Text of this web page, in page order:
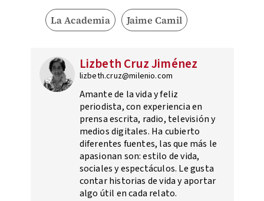
La Academia Jaime Camil
Lizbeth Cruz Jiménez
lizbeth.cruz@milenio.com
Amante de la vida y feliz
periodista, con experiencia en
prensa escrita, radio, televisión y
medios digitales. Ha cubierto
diferentes fuentes, las que más le
apasionan son: estilo de vida,
sociales y espectáculos. Le gusta
contar historias de vida y aportar
algo útil en cada relato.